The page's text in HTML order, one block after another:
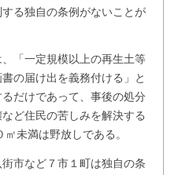
る独自の条例がないことが
「一定規模以上の再生土等
の届け出を義務付ける」と
だけであって、事後の処分
ど住民の苦しみを解決する
未満は野放しである。
市など７市１町は独自の条